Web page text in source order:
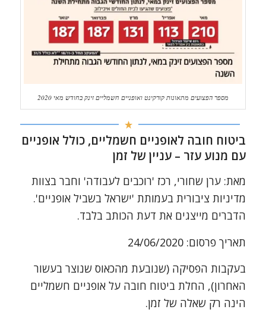
מספר הפצועים מתאונות קורקינט ואופניים חשמליים זינק בחודש מאי 2020
ביטוח חובה לאופניים חשמליים, כולל אופניים
עם מנוע עזר – עניין של זמן
מאת: ערן שחורי, רכז 'רוכבים לעבודה' וחבר בצוות
מדיניות ציבורית בעמותת 'ישראל בשביל אופניים'.
הדברים מייצגים את דעת הכותב בלבד.
תאריך פרסום: 24/06/2020
בעקבות הפסיקה (שנובעת מהכאוס שנוצר בעשור
האחרון), החלת ביטוח חובה על אופניים חשמליים
הינה רק שאלה של זמן.